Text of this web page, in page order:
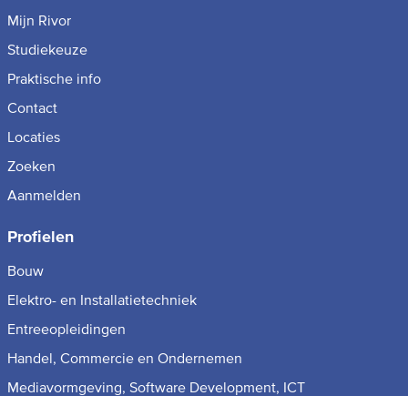
Mijn Rivor
Studiekeuze
Praktische info
Contact
Locaties
Zoeken
Aanmelden
Profielen
Bouw
Elektro- en Installatietechniek
Entreeopleidingen
Handel, Commercie en Ondernemen
Mediavormgeving, Software Development, ICT